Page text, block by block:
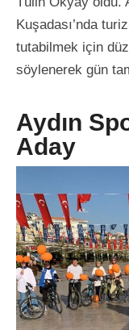
Kuşadası’nda
tutabilmek için
söylenerek gün
Aydın
Aday